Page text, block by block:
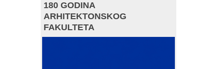
180 GODINA
ARHITEKTONSKOG
FAKULTETA